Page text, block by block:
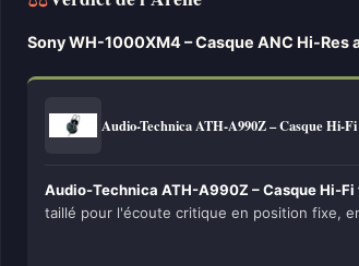
Sony WH-1000XM4 – Casque ANC Hi-Res
Audio-Technica ATH-A990Z – Casque Hi-
Audio-Technica ATH-A990Z – Casque Hi-
taillé pour l'écoute critique en position fixe,